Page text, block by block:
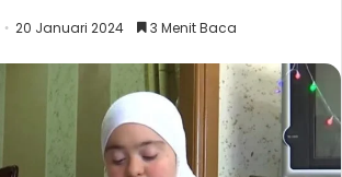
20 Januari 2024 3 Menit Baca